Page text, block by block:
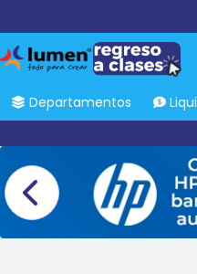
Departamentos